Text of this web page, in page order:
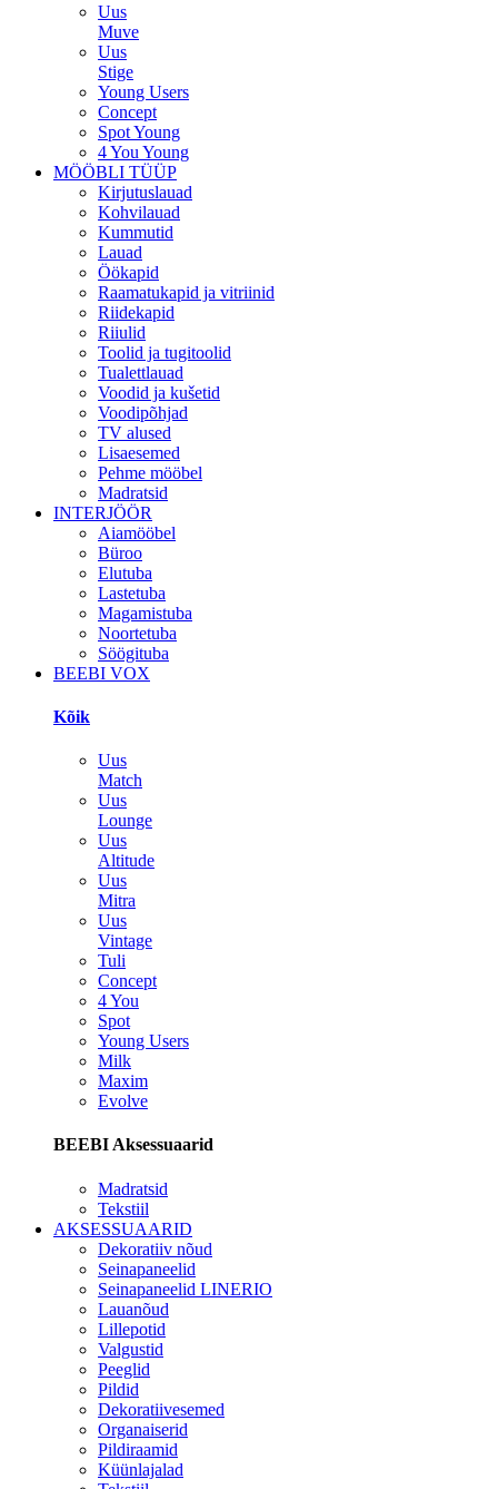
Uus
Muve
Uus
Stige
Young Users
Concept
Spot Young
4 You Young
MÖÖBLI TÜÜP
Kirjutuslauad
Kohvilauad
Kummutid
Lauad
Öökapid
Raamatukapid ja vitriinid
Riidekapid
Riiulid
Toolid ja tugitoolid
Tualettlauad
Voodid ja kušetid
Voodipõhjad
TV alused
Lisaesemed
Pehme mööbel
Madratsid
INTERJÖÖR
Aiamööbel
Büroo
Elutuba
Lastetuba
Magamistuba
Noortetuba
Söögituba
BEEBI VOX
Kõik
Uus
Match
Uus
Lounge
Uus
Altitude
Uus
Mitra
Uus
Vintage
Tuli
Concept
4 You
Spot
Young Users
Milk
Maxim
Evolve
BEEBI Aksessuaarid
Madratsid
Tekstiil
AKSESSUAARID
Dekoratiiv nõud
Seinapaneelid
Seinapaneelid LINERIO
Lauanõud
Lillepotid
Valgustid
Peeglid
Pildid
Dekoratiivesemed
Organaiserid
Pildiraamid
Küünlajalad